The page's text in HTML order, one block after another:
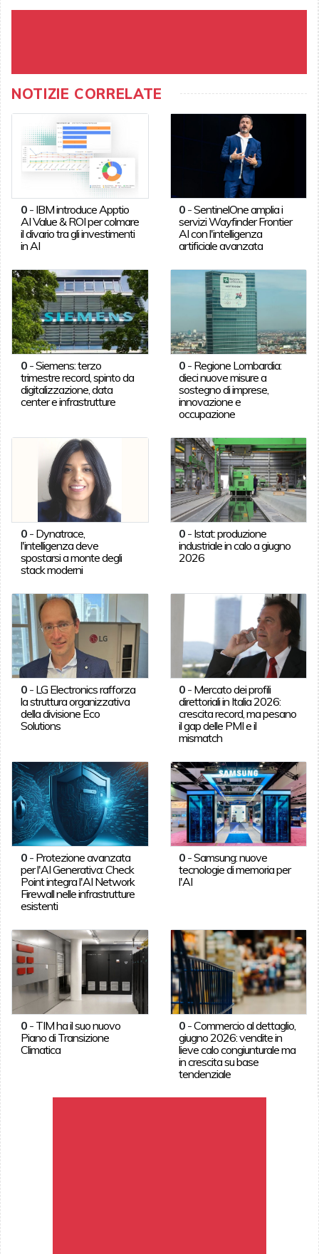
NOTIZIE CORRELATE
0- IBM introduce Apptio
AI Value & ROI per colmare
il divario tra gli investimenti
in AI
0 -SentinelOne amplia i
servizi Wayfinder Frontier
AI con l'intelligenza
artificiale avanzata
0-Siemens: terzo
trimestre record, spinto da
digitalizzazione, data
center e infrastrutture
0 - Regione Lombardia:
dieci nuove misure a
sostegno di imprese,
innovazione e
occupazione
0- Dynatrace,
l'intelligenza deve
spostarsi a monte degli
stack moderni
0 - Istat: produzione
industriale in calo a giugno
2026
0- LG Electronics rafforza
la struttura organizzativa
della divisione Eco
Solutions
0 - Mercato dei profili
direttoriali in Italia 2026:
crescita record, ma pesano
il gap delle PMI e il
mismatch
0- Protezione avanzata
per l'AI Generativa: Check
Point integra l'AI Network
Firewall nelle infrastrutture
esistenti
0 -Samsung: nuove
tecnologie di memoria per
l'AI
0- TIM ha il suo nuovo
Piano di Transizione
Climatica
0 -Commercio al dettaglio,
giugno 2026: vendite in
lieve calo congiunturale ma
in crescita su base
tendenziale